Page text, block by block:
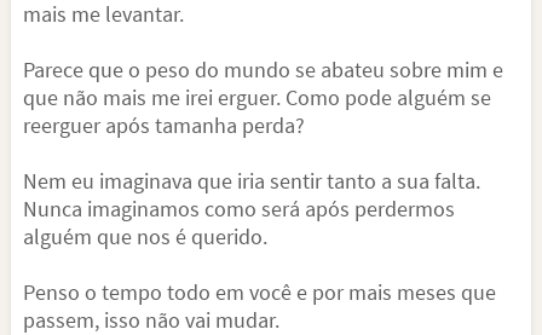
mais me levantar.
Parece que o peso do mundo se abateu sobre mim e
que não mais me irei erguer. Como pode alguém se
reerguer após tamanha perda?
Nem eu imaginava que iria sentir tanto a sua falta.
Nunca imaginamos como será após perdermos
alguém que nos é querido.
Penso o tempo todo em você e por mais meses que
passem, isso não vai mudar.